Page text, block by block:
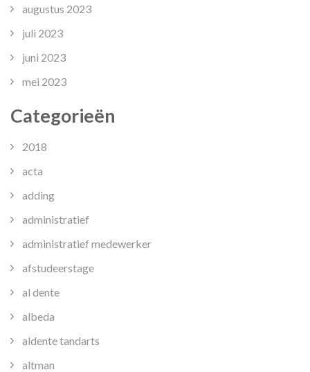
augustus 2023
juli 2023
juni 2023
mei 2023
Categorieën
2018
acta
adding
administratief
administratief medewerker
afstudeerstage
al dente
albeda
aldente tandarts
altman